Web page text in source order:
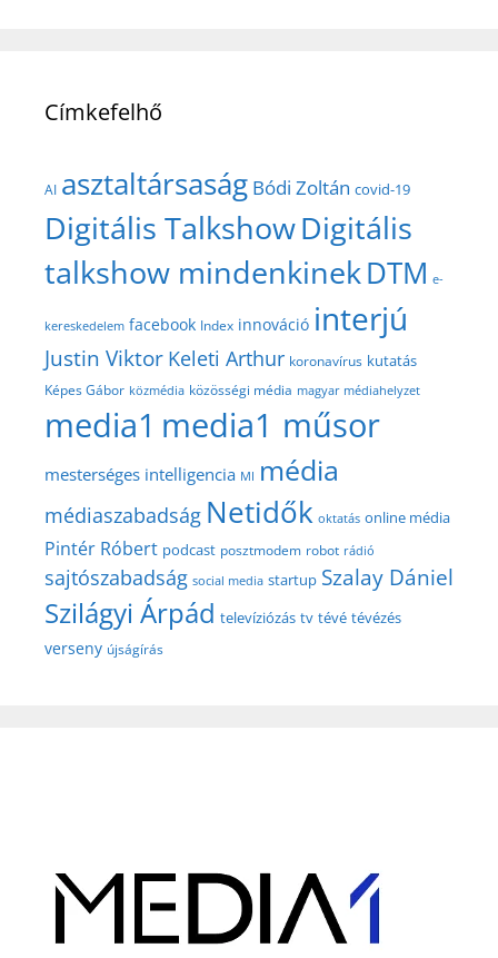
Címkefelhő
AI asztaltársaság Bódi Zoltán covid-19
Digitális TalkshowDigitális
talkshow mindenkinekDTM e-
kereskedelem facebook Index innováció interjú
Justin Viktor Keleti Arthur koronavírus kutatás
Képes Gábor közmédia közösségi média magyar médiahelyzet
media1 media1 műsor
mesterséges intelligencia MI média
médiaszabadság Netidők oktatás online média
Pintér Róbert podcast posztmodem robot rádió
sajtószabadság social media startup Szalay Dániel
Szilágyi Árpád televíziózás tv tévé tévézés
verseny újságírás